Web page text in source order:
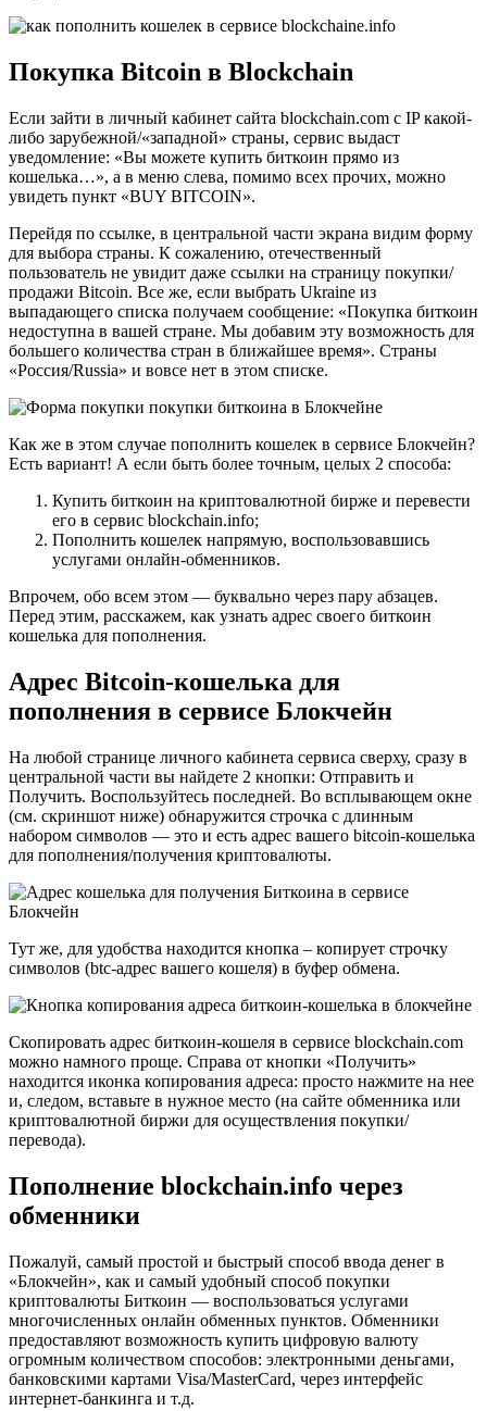
Покупка Bitcoin в Blockchain
Если зайти в личный кабинет сайта blockchain.com с IP какой-
либо зарубежной/«западной» страны, сервис выдаст
уведомление: «Вы можете купить биткоин прямо из
кошелька…», а в меню слева, помимо всех прочих, можно
увидеть пункт «BUY BITCOIN».
Перейдя по ссылке, в центральной части экрана видим форму
для выбора страны. К сожалению, отечественный
пользователь не увидит даже ссылки на страницу покупки/
продажи Bitcoin. Все же, если выбрать Ukraine из
выпадающего списка получаем сообщение: «Покупка биткоин
недоступна в вашей стране. Мы добавим эту возможность для
большего количества стран в ближайшее время». Страны
«Россия/Russia» и вовсе нет в этом списке.
Как же в этом случае пополнить кошелек в сервисе Блокчейн?
Есть вариант! А если быть более точным, целых 2 способа:
Купить биткоин на криптовалютной бирже и перевести
его в сервис blockchain.info;
Пополнить кошелек напрямую, воспользовавшись
услугами онлайн-обменников.
Впрочем, обо всем этом — буквально через пару абзацев.
Перед этим, расскажем, как узнать адрес своего биткоин
кошелька для пополнения.
Адрес Bitcoin-кошелька для
пополнения в сервисе Блокчейн
На любой странице личного кабинета сервиса сверху, сразу в
центральной части вы найдете 2 кнопки: Отправить и
Получить. Воспользуйтесь последней. Во всплывающем окне
(см. скриншот ниже) обнаружится строчка с длинным
набором символов — это и есть адрес вашего bitcoin-кошелька
для пополнения/получения криптовалюты.
Тут же, для удобства находится кнопка – копирует строчку
символов (btc-адрес вашего кошеля) в буфер обмена.
Скопировать адрес биткоин-кошеля в сервисе blockchain.com
можно намного проще. Справа от кнопки «Получить»
находится иконка копирования адреса: просто нажмите на нее
и, следом, вставьте в нужное место (на сайте обменника или
криптовалютной биржи для осуществления покупки/
перевода).
Пополнение blockchain.info через
обменники
Пожалуй, самый простой и быстрый способ ввода денег в
«Блокчейн», как и самый удобный способ покупки
криптовалюты Биткоин — воспользоваться услугами
многочисленных онлайн обменных пунктов. Обменники
предоставляют возможность купить цифровую валюту
огромным количеством способов: электронными деньгами,
банковскими картами Visa/MasterCard, через интерфейс
интернет-банкинга и т.д.